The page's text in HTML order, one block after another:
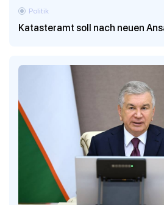
Katasteramt soll nach neuen
Politik